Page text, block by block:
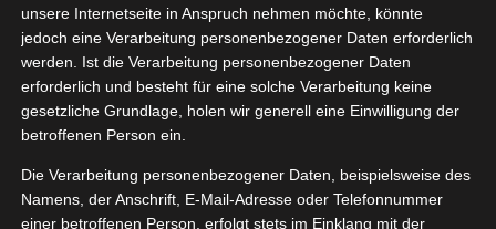
Gehe zu ...
03, 2022
unsere Internetseite in Anspruch nehmen möchte, könnte
jedoch eine Verarbeitung personenbezogener Daten erforderlich
werden. Ist die Verarbeitung personenbezogener Daten
erforderlich und besteht für eine solche Verarbeitung keine
gesetzliche Grundlage, holen wir generell eine Einwilligung der
betroffenen Person ein.
Die Verarbeitung personenbezogener Daten, beispielsweise des
Namens, der Anschrift, E-Mail-Adresse oder Telefonnummer
einer betroffenen Person, erfolgt stets im Einklang mit der